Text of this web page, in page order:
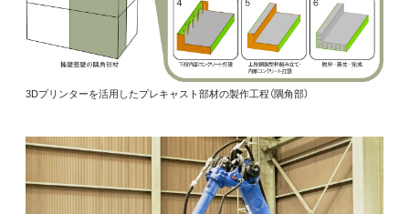
3Dプリンターを活用したプレキャスト部材の製作工程（隅角部）